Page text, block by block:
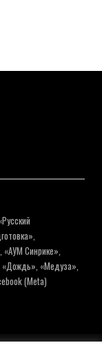
Синрике»,
«Дождь», «Медуза»,
(Metа)